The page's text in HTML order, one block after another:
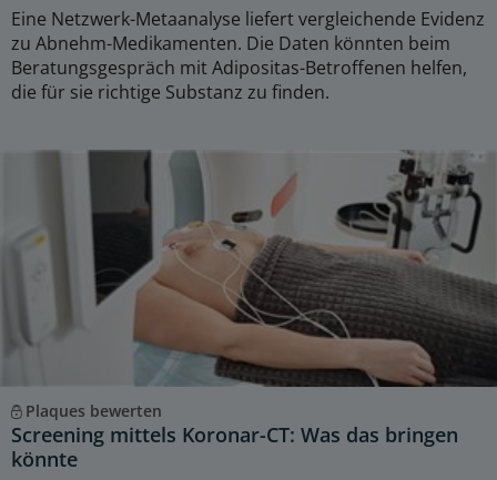
Eine Netzwerk-Metaanalyse liefert vergleichende Evidenz
zu Abnehm-Medikamenten. Die Daten könnten beim
Beratungsgespräch mit Adipositas-Betroffenen helfen,
die für sie richtige Substanz zu finden.
Plaques bewerten
Screening mittels Koronar-CT: Was das bringen
könnte